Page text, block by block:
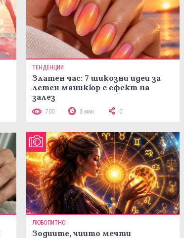
ТЕНДЕНЦИИ
Златен час: 7 шикозни идеи за
летен маникюр с ефект на
залез
700 3 мин 0
ЛЮБОПИТНО
Зодиите, чиито мечти